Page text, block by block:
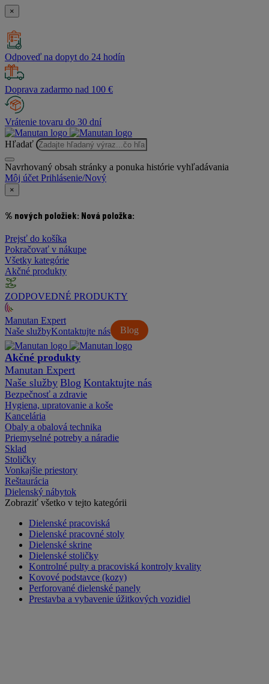
×
Odpoveď na dopyt do 24 hodín
Doprava zadarmo nad 100 €
Vrátenie tovaru do 30 dní
Hľadať
Navrhovaný obsah stránky a ponuka histórie vyhľadávania
Môj účet Prihlásenie/Nový
×
% nových položiek: Nová položka:
Prejsť do košíka
Pokračovať v nákupe
Všetky kategórie
Akčné produkty
ZODPOVEDNÉ PRODUKTY
Manutan Expert
Naše služby
Blog
Kontaktujte nás
Akčné produkty
Manutan Expert
Naše služby Blog Kontaktujte nás
Bezpečnosť a zdravie
Hygiena, upratovanie a koše
Kancelária
Obaly a obalová technika
Priemyselné potreby a náradie
Sklad
Stoličky
Vonkajšie priestory
Reštaurácia
Dielenský nábytok
Zobraziť všetko v tejto kategórii
Dielenské pracoviská
Dielenské pracovné stoly
Dielenské skrine
Dielenské stoličky
Kontrolné pulty a pracoviská kontroly kvality
Kovové podstavce (kozy)
Perforované dielenské panely
Prestavba a vybavenie úžitkových vozidiel